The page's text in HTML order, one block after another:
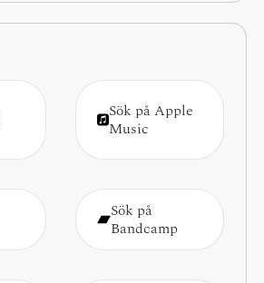
Sök på Apple
Music
Sök på
Bandcamp